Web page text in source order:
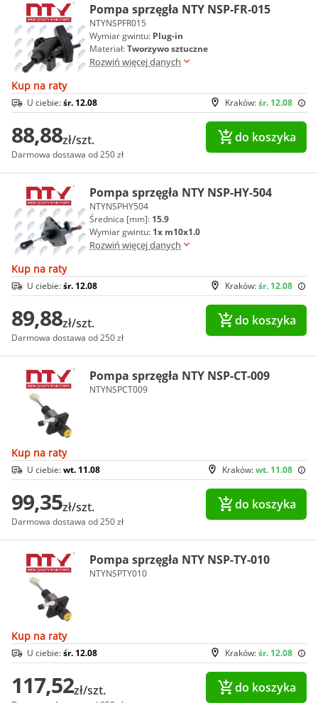
Pompa sprzęgła NTY NSP-FR-015
NTYNSPFR015
Wymiar gwintu: Plug-in
Materiał:Tworzywo sztuczne
Rozwiń więcej danych
Kup na raty
Kraków:śr. 12.08
U ciebie:śr. 12.08
88,88zł/szt.
Darmowa dostawa od 250 zł
do koszyka
Pompa sprzęgła NTY NSP-HY-504
NTYNSPHY504
Średnica [mm]: 15.9
Wymiar gwintu: 1x m10x1.0
Rozwiń więcej danych
Kup na raty
Kraków:śr. 12.08
U ciebie:śr. 12.08
89,88zł/szt.
Darmowa dostawa od 250 zł
do koszyka
Pompa sprzęgła NTY NSP-CT-009
NTYNSPCT009
Kup na raty
Kraków:wt. 11.08
U ciebie:wt. 11.08
99,35zł/szt.
Darmowa dostawa od 250 zł
do koszyka
Pompa sprzęgła NTY NSP-TY-010
NTYNSPTY010
Kup na raty
Kraków:śr. 12.08
U ciebie:śr. 12.08
117,52zł/szt. do koszyka